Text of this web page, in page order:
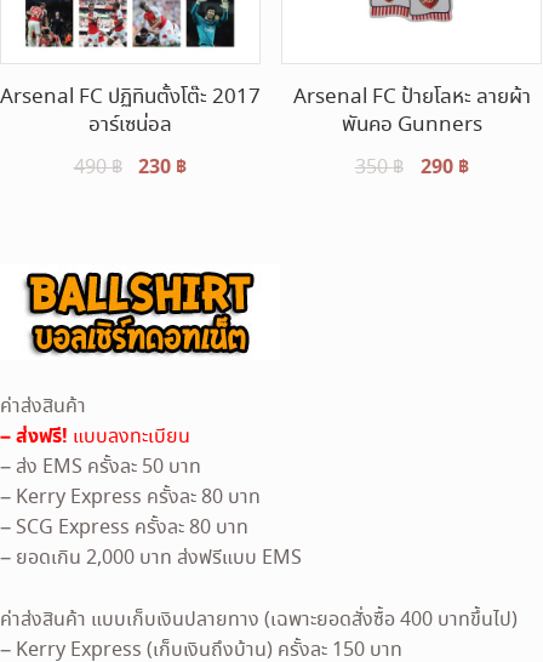
Arsenal FC ปฏิทินตั้งโต๊ะ 2017
อาร์เซน่อล
490฿ Original
230 ฿Current
Arsenal FC ป้ายโลหะ ลายผ้า
พันคอ Gunners
350฿
Original
290 ฿Current
ค่าส่งสินค้า
– ส่งฟรี! แบบลงทะเบียน
– ส่ง EMS ครั้งละ 50 บาท
– Kerry Express ครั้งละ 80 บาท
– SCG Express ครั้งละ 80 บาท
– ยอดเกิน 2,000 บาท ส่งฟรีแบบ EMS
ค่าส่งสินค้า แบบเก็บเงินปลายทาง (เฉพาะยอดสั่งซื้อ 400 บาทขึ้นไป)
– Kerry Express (เก็บเงินถึงบ้าน) ครั้งละ 150 บาท